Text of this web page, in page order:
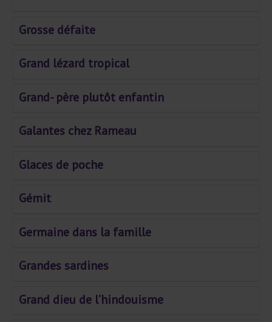
Grosse défaite
Grand lézard tropical
Grand- père plutôt enfantin
Galantes chez Rameau
Glaces de poche
Gémit
Germaine dans la famille
Grandes sardines
Grand dieu de l’hindouisme